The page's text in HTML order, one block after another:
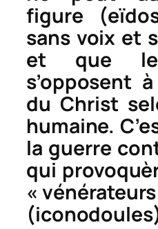
figure (
sans voix et
et que
s’opposent
du Christ
humaine.
la guerre
qui
«